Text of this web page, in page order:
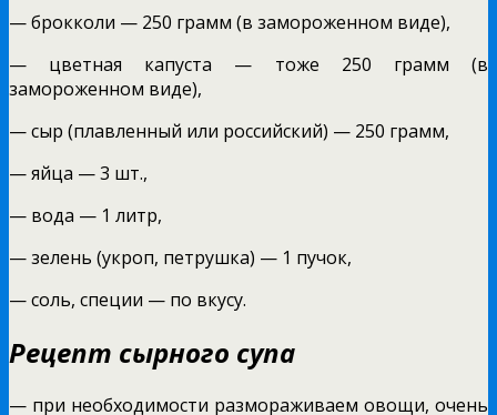
— брокколи — 250 грамм (в замороженном виде),
— цветная капуста — тоже 250 грамм (в
замороженном виде),
— сыр (плавленный или российский) — 250 грамм,
— яйца — 3 шт.,
— вода — 1 литр,
— зелень (укроп, петрушка) — 1 пучок,
— соль, специи — по вкусу.
Рецепт сырного супа
— при необходимости размораживаем овощи, очень